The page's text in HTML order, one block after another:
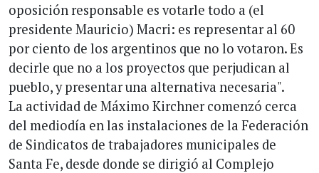
oposición responsable es votarle todo a (el
presidente Mauricio) Macri: es representar al 60
por ciento de los argentinos que no lo votaron. Es
decirle que no a los proyectos que perjudican al
pueblo, y presentar una alternativa necesaria".
La actividad de Máximo Kirchner comenzó cerca
del mediodía en las instalaciones de la Federación
de Sindicatos de trabajadores municipales de
Santa Fe, desde donde se dirigió al Complejo